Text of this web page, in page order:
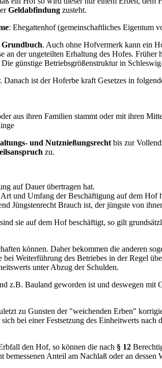
Geldabfindung zusteht.
: Ehegattenhof (gemeinschaftliches Eigentum
Grundbuch. Auch ohne Hofvermerk kann ein
der ungeteilten Erhaltung des Hofes.
Die günstige Betriebsgrößenstruktur in
ist der Hoferbe kraft Gesetzes in
aus ihren Familien stammt oder mit ihren
und Nutznießungsrecht bis zur
zu.
auf Dauer übertragen hat.
und Umfang der Beschäftigung auf dem Hof
Jüngstenrecht Brauch ist, der jüngste von
sie auf dem Hof beschäftigt, so gilt
können. Daher bekommen die anderen
Weiterführung des Betriebes in der Regel
unter Abzug der Schulden.
z.B. Bauland geworden ist und deswegen
zu Gunsten der "weichenden Erben"
bei einer Festsetzung des Einheitwerts
den Hof, so können die nach § 12
Anteil am Nachlaß oder an dessen